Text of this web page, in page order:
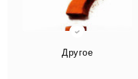
Другое